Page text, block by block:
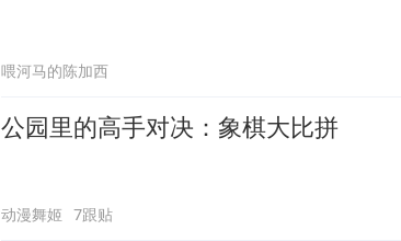
喂河马的陈加西
公园里的高手对决：象棋大比拼
动漫舞姬 7跟贴